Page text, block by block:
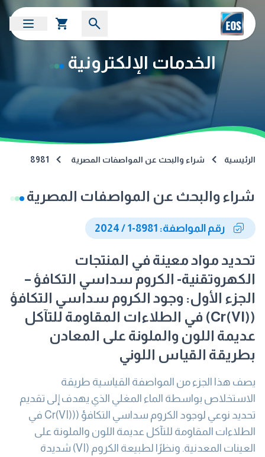
الخدمات الإلكترونية
الرئيسية شراء والبحث عن المواصفات المصرية 8981
شراء والبحث عن المواصفات المصرية
رقم المواصفة: 8981-1 / 2024
تحديد مواد معينة في المنتجات
الكهروتقنية- الكروم سداسي التكافؤ –
الجزء الأول: وجود الكروم سداسي التكافؤ
(Cr(VI)) في الطلاءات المقاومة للتآكل
عديمة اللون والملونة على المعادن
بطريقة القياس اللوني
يصف هذا الجزء من المواصفة القياسية طريقة
الاستخلاص بواسطة الماء المغلي الذي يهدف إلى تقديم
تحديد نوعي لوجود الكروم سداسي التكافؤ ((Cr(VI) في
الطلاءات المقاومة للتآكل عديمة اللون والملونة على
العينات المعدنية. ونظرًا لطبيعة الكروم (VI) شديدة